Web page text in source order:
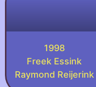
1998
Freek Essink
Raymond Reijerink